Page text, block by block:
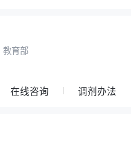
教育部
在线咨询 调剂办法